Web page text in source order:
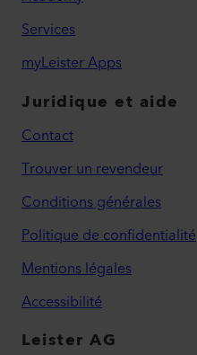
Services
myLeister Apps
Juridique et aide
Contact
Trouver un revendeur
Conditions générales
Politique de confidentialité
Mentions légales
Accessibilité
Leister AG